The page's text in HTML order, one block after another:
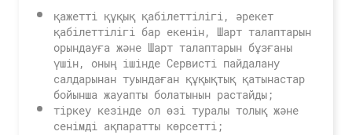
қажетті құқық қабілеттілігі, әрекет
қабілеттілігі бар екенін, Шарт талаптарын
орындауға және Шарт талаптарын бұзғаны
үшін, оның ішінде Сервисті пайдалану
салдарынан туындаған құқықтық қатынастар
бойынша жауапты болатынын растайды;
тіркеу кезінде ол өзі туралы толық және
сенімді ақпаратты көрсетті;